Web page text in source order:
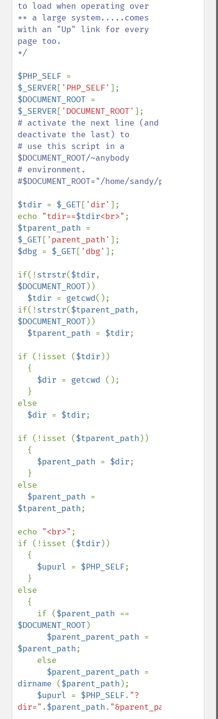
to load when operating over
** a large system.....comes
with an "Up" link for every
page too.
*/
$PHP_SELF
$_SERVER[ 'PHP_SELF'
$DOCUMENT_ROOT
$_SERVER[ 'DOCUMENT_ROOT'
# activate the next line (and
deactivate the last) to
# use this script in a
$DOCUMENT_ROOT/~anybody
# environment.
#$DOCUMENT_ROOT="/home/sandy/
$tdir = $_GET[ 'dir' ];
echo "tdir==$tdir<br>"
$tparent_path
$_GET[ 'parent_path'
$dbg = $_GET[ 'dbg' ];
if(!strstr($tdir
$DOCUMENT_ROOT))
$tdir = getcwd();
if(!strstr($tparent_path
$DOCUMENT_ROOT))
$tparent_path = $tdir;
if (!isset ($tdir ))
$dir = getcwd ();
else
$dir = $tdir;
if (!isset ($tparent_path ))
$parent_path = $dir;
else
$parent_path
$tparent_path;
echo "<br>" ;
if (!isset ($tdir ))
$upurl = $PHP_SELF;
else
    if (
$parent_path
$DOCUMENT_ROOT)
$parent_parent_path
$parent_path;
$parent_parent_path
dirname ($parent_path );
$upurl = $PHP_SELF. "?
dir=" .$parent_path. "&parent_path="